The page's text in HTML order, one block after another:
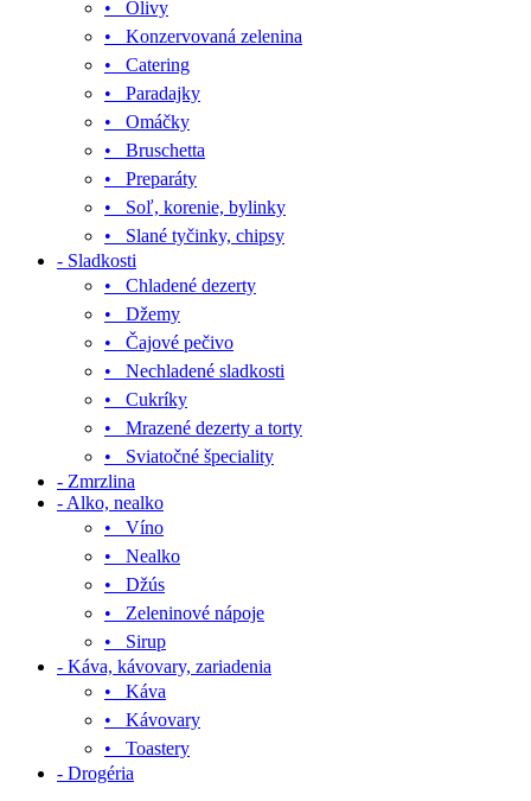
• Olivy
• Konzervovaná zelenina
• Catering
• Paradajky
• Omáčky
• Bruschetta
• Preparáty
• Soľ, korenie, bylinky
• Slané tyčinky, chipsy
- Sladkosti
• Chladené dezerty
• Džemy
• Čajové pečivo
• Nechladené sladkosti
• Cukríky
• Mrazené dezerty a torty
• Sviatočné špeciality
- Zmrzlina
- Alko, nealko
• Víno
• Nealko
• Džús
• Zeleninové nápoje
• Sirup
- Káva, kávovary, zariadenia
• Káva
• Kávovary
• Toastery
- Drogéria